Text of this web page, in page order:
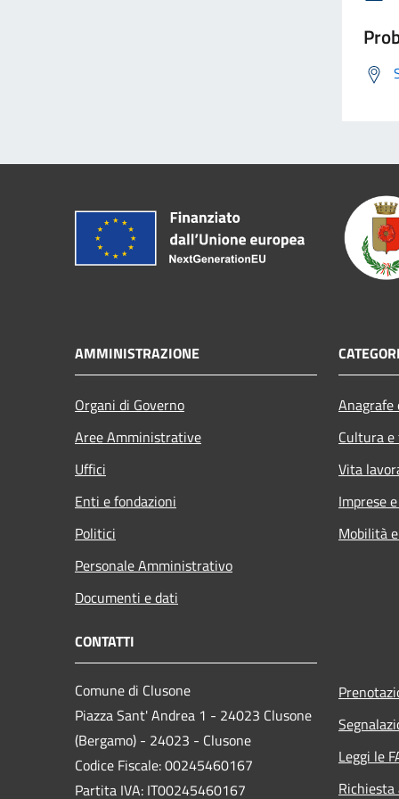
AMMINISTRAZIONE
Organi di Governo
Aree Amministrative
Uffici
Enti e fondazioni
Politici
Personale Amministrativo
Documenti e dati
Cultura
Vita
Imprese
Mobilità
CONTATTI
Comune di Clusone
Piazza Sant' Andrea 1 - 24023 Clusone
(Bergamo) - 24023 - Clusone
Codice Fiscale: 00245460167
Partita IVA: IT00245460167
Leggi le